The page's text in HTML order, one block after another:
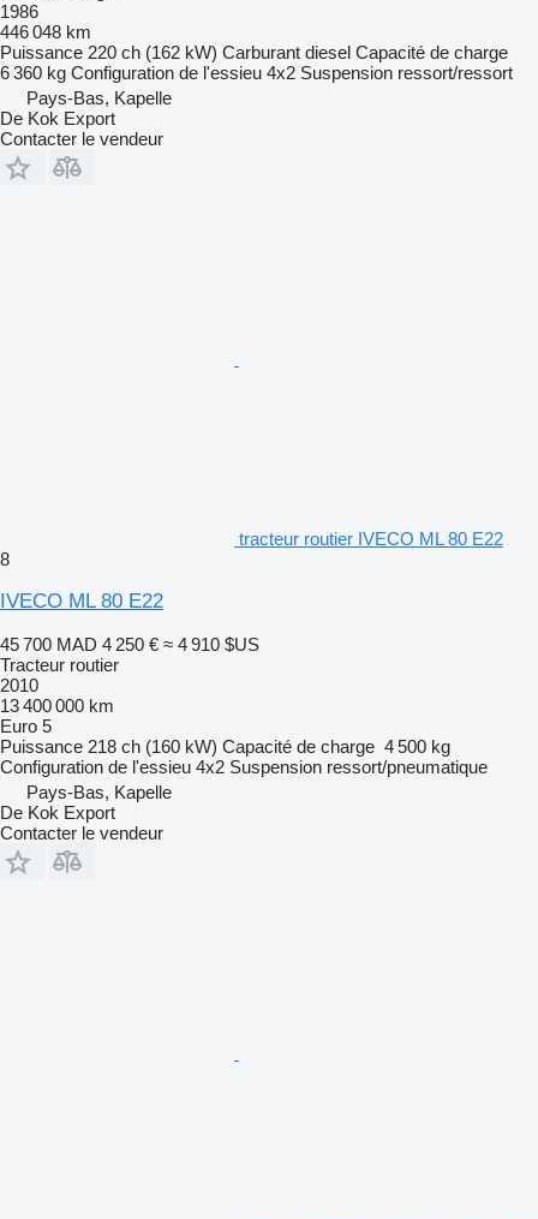
1986
446 048 km
Puissance 220 ch (162 kW) Carburant diesel Capacité de charge
6 360 kg Configuration de l'essieu 4x2 Suspension ressort/ressort
Pays-Bas, Kapelle
De Kok Export
Contacter le vendeur
tracteur routier IVECO ML 80 E22
8
IVECO ML 80 E22
45 700 MAD 4 250 € ≈ 4 910 $US
Tracteur routier
2010
13 400 000 km
Euro 5
Puissance 218 ch (160 kW) Capacité de charge 4 500 kg
Configuration de l'essieu 4x2 Suspension ressort/pneumatique
Pays-Bas, Kapelle
De Kok Export
Contacter le vendeur